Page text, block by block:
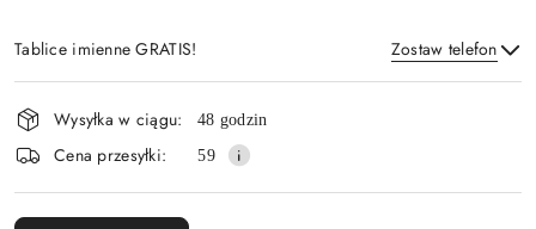
Tablice imienne GRATIS! Zostaw telefon
Wyślij
i
dostawa
Wysyłka w ciągu: 48 godzin
Cena przesyłki: 59